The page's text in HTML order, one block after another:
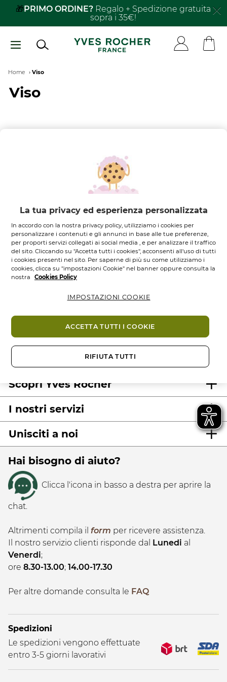
Salta
principale
🎁PRIMO ORDINE? Regalo + Spedizione gratuita
sopra i 35€!
Breadcrumb
Home Viso
Viso
Scopri Yves Rocher
I nostri servizi
Unisciti a noi
Hai bisogno di aiuto?
Clicca l'icona in basso a destra per aprire la
chat.
Altrimenti compila il form per ricevere assistenza.
Il nostro servizio clienti risponde dal Lunedi al
Venerdi;
ore 8.30-13.00; 14.00-17.30
Per altre domande consulta le FAQ
Spedizioni
Le spedizioni vengono effettuate
entro 3-5 giorni lavorativi
La tua privacy ed esperienza personalizzata
In accordo con la nostra privacy policy, utilizziamo i cookies per
personalizzare i contenuti e gli annunci in base alle tue preferenze,
per proporti servizi collegati ai social media , e per analizzare il traffico
del sito. Cliccando su "Accetta tutti i cookies", acconsenti all'uso di tutti
i cookies presenti nel sito. Per saperne di più su come utilizziamo i
cookies, clicca su "impostazioni Cookie" nel banner oppure consulta la
nostra
Cookies Policy
RIFIUTA TUTTI
ACCETTA TUTTI I COOKIE
IMPOSTAZIONI COOKIE